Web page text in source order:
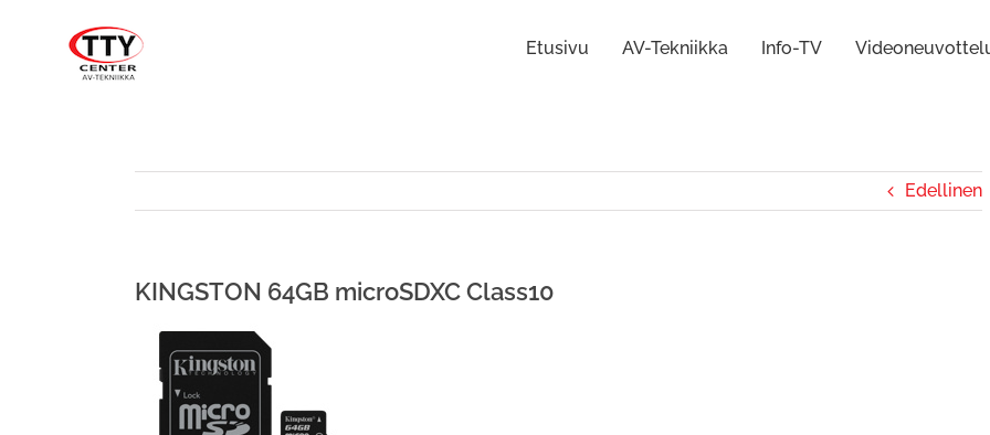
Etusivu AV-Tekniikka Info-TV
Edellinen
KINGSTON 64GB microSDXC Class10